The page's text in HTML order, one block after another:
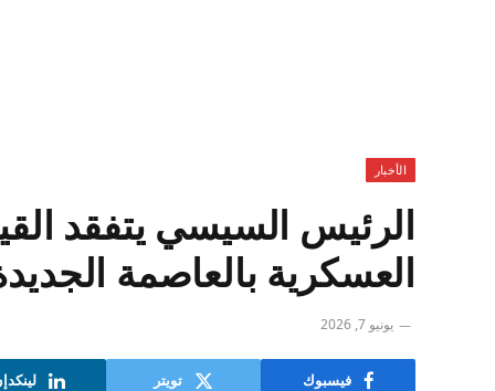
الأخبار
الرئيس السيسي يتفقد
العسكرية بالعاصمة
يونيو 7, 2026
فيسبوك تويتر